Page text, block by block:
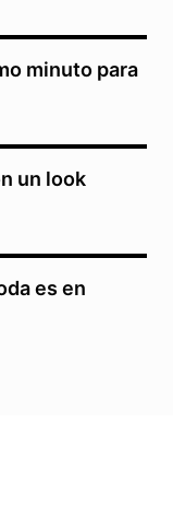
minuto para
un look
es en